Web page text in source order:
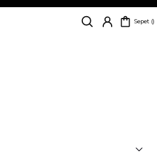
Siparişleriniz
Sepet